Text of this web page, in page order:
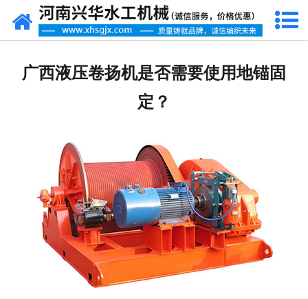
网站首页
客户案例
资质荣誉
联系我们
广西液压卷扬机是否需要使用地锚固
定？